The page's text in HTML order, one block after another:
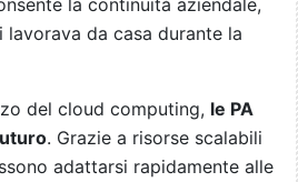
lavorava da casa durante la
del cloud computing, le PA
. Grazie a risorse scalabili
adattarsi rapidamente alle